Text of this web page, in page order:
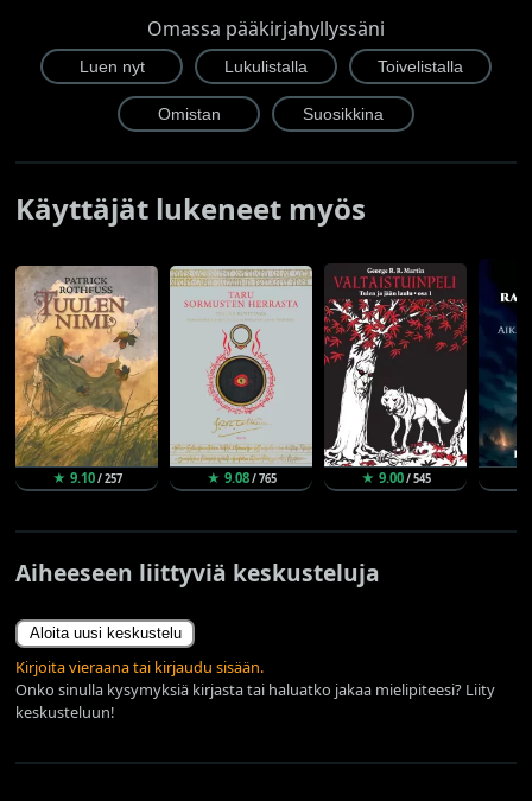
Omassa pääkirjahyllyssäni
Käyttäjät lukeneet myös
★ 9.10/ 257 ★ 9.08/ 765 ★ 9.00/ 545
Aiheeseen liittyviä keskusteluja
Aloita uusi keskustelu
Kirjoita vieraana tai kirjaudu sisään.
Onko sinulla kysymyksiä kirjasta tai haluatko jakaa mielipiteesi? Liity
keskusteluun!